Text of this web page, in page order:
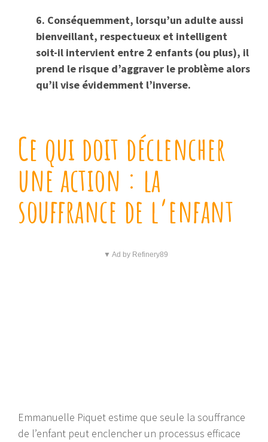
6. Conséquemment, lorsqu’un adulte aussi
bienveillant, respectueux et intelligent
soit-il intervient entre 2 enfants (ou plus), il
prend le risque d’aggraver le problème alors
qu’il vise évidemment l’inverse.
Ce qui doit déclencher
une action : la
souffrance de l’enfant
▼ Ad by Refinery89
Emmanuelle Piquet estime que seule la souffrance
de l’enfant peut enclencher un processus efficace